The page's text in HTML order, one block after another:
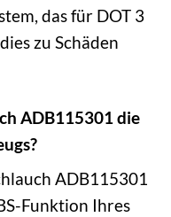
das für DOT 3
zu Schäden
ADB115301 die
ADB115301
Funktion Ihres